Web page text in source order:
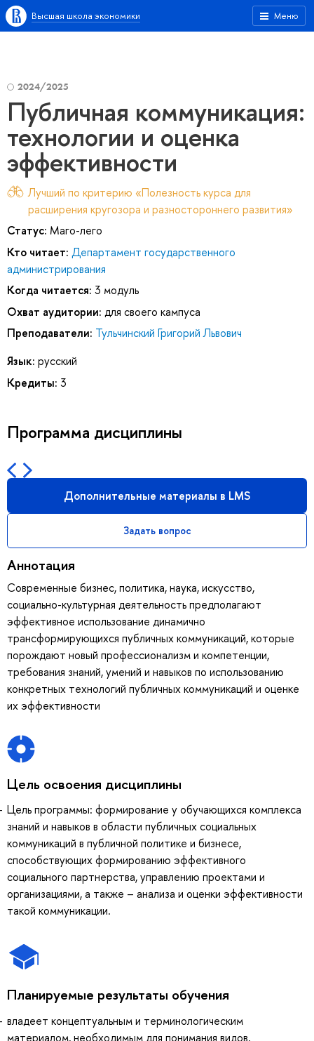
Меню
Высшая школа экономики
2024/2025
Публичная коммуникация:
технологии и оценка
эффективности
Лучший по критерию «Полезность курса для
расширения кругозора и разностороннего развития»
Статус: Маго-лего
Кто читает: Департамент государственного
администрирования
Когда читается: 3 модуль
Охват аудитории: для своего кампуса
Преподаватели: Тульчинский Григорий Львович
Язык: русский
Кредиты: 3
Программа дисциплины
Дополнительные материалы в LMS
Задать вопрос
Аннотация
Современные бизнес, политика, наука, искусство,
социально-культурная деятельность предполагают
эффективное использование динамично
трансформирующихся публичных коммуникаций, которые
порождают новый профессионализм и компетенции,
требования знаний, умений и навыков по использованию
конкретных технологий публичных коммуникаций и оценке
их эффективности
Цель освоения дисциплины
Цель программы: формирование у обучающихся комплекса
знаний и навыков в области публичных социальных
коммуникаций в публичной политике и бизнесе,
способствующих формированию эффективного
социального партнерства, управлению проектами и
организациями, а также – анализа и оценки эффективности
такой коммуникации.
Планируемые результаты обучения
владеет концептуальным и терминологическим
материалом, необходимым для понимания видов,